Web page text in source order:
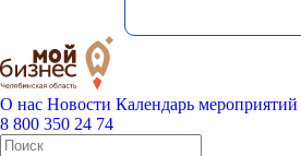
О нас Новости Календарь мероприятий
8 800 350 24 74